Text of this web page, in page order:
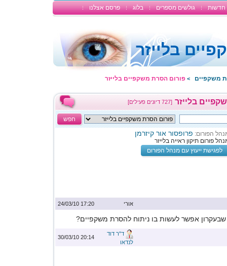
חדשות
גולשים מספרים בלוג פרסם אצלנו
בלייזר
משקפיים > פורום הסרת משקפיים בלייזר
[727 דיונים פעילים] בלייזר
חפש
הפורום: פרופסור אור קיזרמן
פורום תיקון ראייה בלייזר
לפגישת ייעוץ עם מנהל הפורום
17:20 24/03/10 אורי
שבעקרון אפשר לעשות בו ניתוח להסרת משקפיים?
20:14 30/03/10
ד"ר דוד
לנדאו